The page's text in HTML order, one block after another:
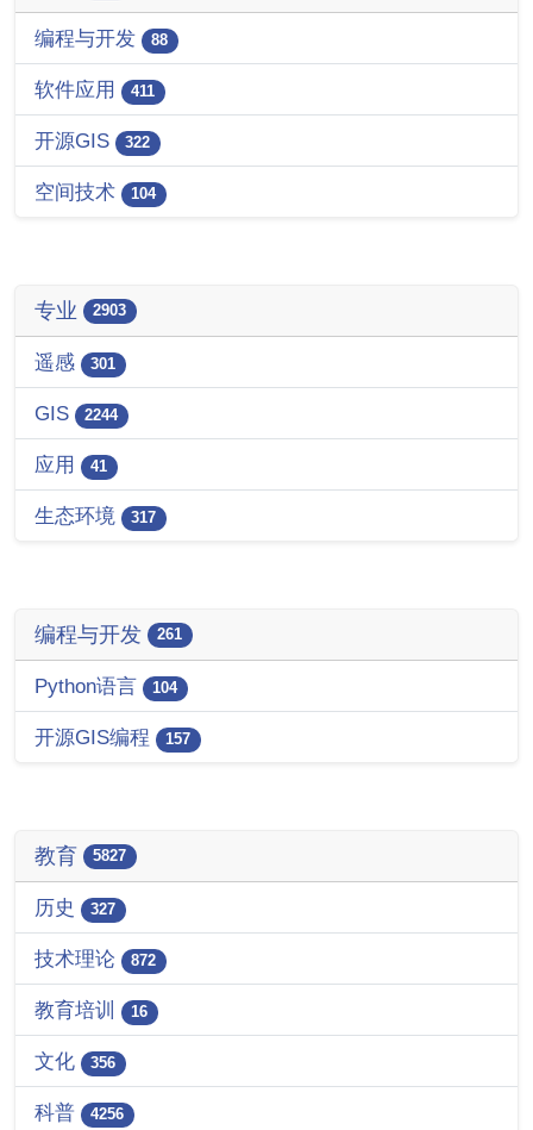
编程与开发 88
软件应用 411
开源GIS 322
空间技术 104
专业 2903
遥感 301
GIS 2244
应用 41
生态环境 317
编程与开发 261
Python语言 104
开源GIS编程 157
教育 5827
历史 327
技术理论 872
教育培训 16
文化 356
科普 4256